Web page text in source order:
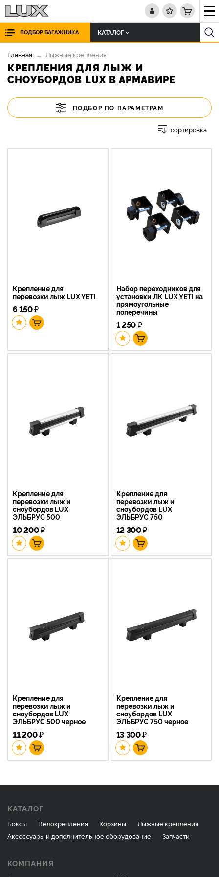
ПОДБОР БАГАЖНИКА КАТАЛОГ
Главная Лыжные крепления
КРЕПЛЕНИЯ ДЛЯ ЛЫЖ И
СНОУБОРДОВ LUX В АРМАВИРЕ
ПОДБОР ПО ПАРАМЕТРАМ
сортировка
Крепление для
перевозки лыж LUX YETI
6 150₽
Набор переходников для
установки ЛК LUX YETI на
прямоугольные
поперечины
1 250₽
Крепление для
перевозки лыж и
сноубордов LUX
ЭЛЬБРУС 500
10 200₽
Крепление для
перевозки лыж и
сноубордов LUX
ЭЛЬБРУС 750
12 300₽
Крепление для
перевозки лыж и
сноубордов LUX
ЭЛЬБРУС 500 черное
11 200₽
Крепление для
перевозки лыж и
сноубордов LUX
ЭЛЬБРУС 750 черное
13 300₽
КАТАЛОГ
Боксы Велокрепления Корзины
Лыжные крепления
Аксессуары и дополнительное оборудование
Запчасти
КОМПАНИЯ